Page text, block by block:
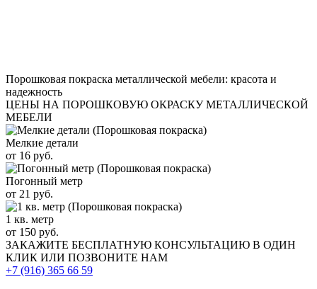
Порошковая покраска металлической мебели: красота и
надежность
ЦЕНЫ НА ПОРОШКОВУЮ ОКРАСКУ МЕТАЛЛИЧЕСКОЙ
МЕБЕЛИ
Мелкие детали
от 16 руб.
Погонный метр
от 21 руб.
1 кв. метр
от 150 руб.
ЗАКАЖИТЕ БЕСПЛАТНУЮ КОНСУЛЬТАЦИЮ В ОДИН
КЛИК ИЛИ ПОЗВОНИТЕ НАМ
+7 (916) 365 66 59